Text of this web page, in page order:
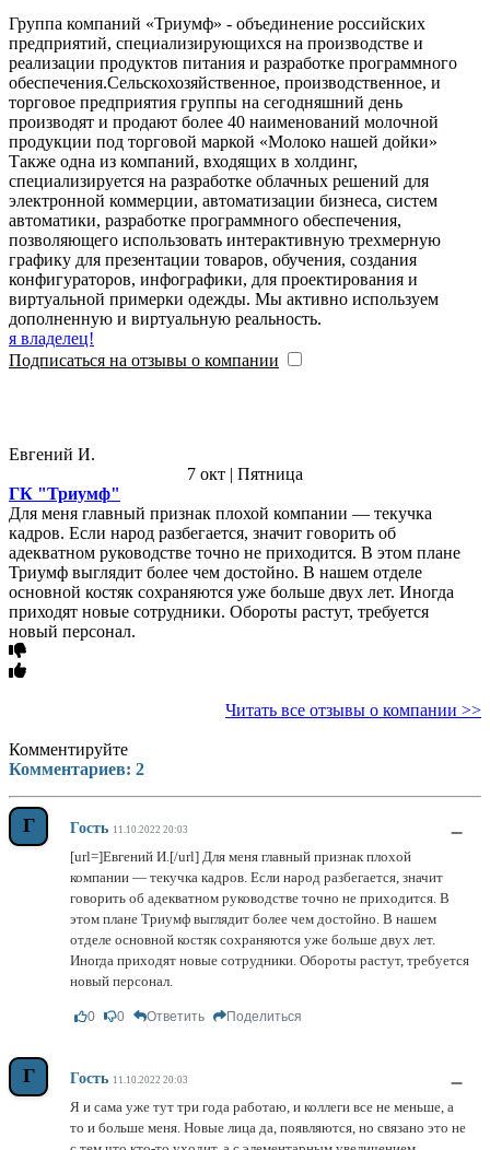
Группа компаний «Триумф» - объединение российских
предприятий, специализирующихся на производстве и
реализации продуктов питания и разработке программного
обеспечения.Сельскохозяйственное, производственное, и
торговое предприятия группы на сегодняшний день
производят и продают более 40 наименований молочной
продукции под торговой маркой «Молоко нашей дойки»
Также одна из компаний, входящих в холдинг,
специализируется на разработке облачных решений для
электронной коммерции, автоматизации бизнеса, систем
автоматики, разработке программного обеспечения,
позволяющего использовать интерактивную трехмерную
графику для презентации товаров, обучения, создания
конфигураторов, инфографики, для проектирования и
виртуальной примерки одежды. Мы активно используем
дополненную и виртуальную реальность.
я владелец!
Подписаться на отзывы о компании
Евгений И.
7 окт | Пятница
ГК "Триумф"
Для меня главный признак плохой компании — текучка
кадров. Если народ разбегается, значит говорить об
адекватном руководстве точно не приходится. В этом плане
Триумф выглядит более чем достойно. В нашем отделе
основной костяк сохраняются уже больше двух лет. Иногда
приходят новые сотрудники. Обороты растут, требуется
новый персонал.
Читать все отзывы о компании >>
Комментируйте
Комментариев: 2
Г Гость 11.10.2022 20:03 –
[url=]Евгений И.[/url] Для меня главный признак плохой
компании — текучка кадров. Если народ разбегается, значит
говорить об адекватном руководстве точно не приходится. В
этом плане Триумф выглядит более чем достойно. В нашем
отделе основной костяк сохраняются уже больше двух лет.
Иногда приходят новые сотрудники. Обороты растут, требуется
новый персонал.
0 0 Ответить Поделиться
Г Гость 11.10.2022 20:03 –
Я и сама уже тут три года работаю, и коллеги все не меньше, а
то и больше меня. Новые лица да, появляются, но связано это не